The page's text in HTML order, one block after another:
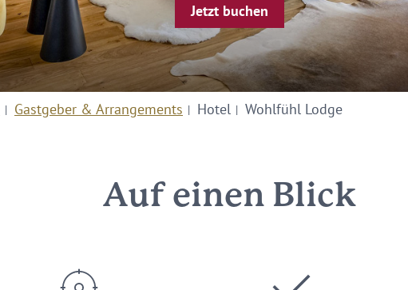
Jetzt buchen
Gastgeber & Arrangements Hotel Wohlfühl Lodge
Auf einen Blick